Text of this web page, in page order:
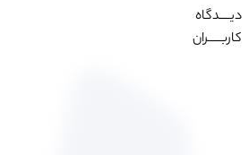
دیــــدگاه
کاربـــــران